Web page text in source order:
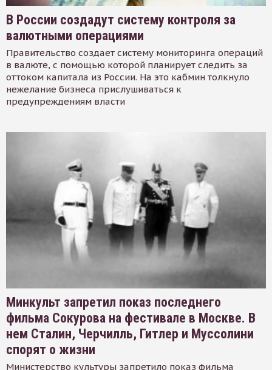
В России создадут систему контроля за
валютными операциями
Правительство создает систему мониторинга операций
в валюте, с помощью которой планирует следить за
оттоком капитала из России. На это кабмин толкнуло
нежелание бизнеса прислушиваться к
предупреждениям власти
Минкульт запретил показ последнего
фильма Сокурова на фестивале в Москве. В
нем Сталин, Черчилль, Гитлер и Муссолини
спорят о жизни
Министерство культуры запретило показ фильма